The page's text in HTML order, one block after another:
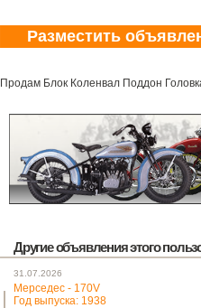
Разместить
Продам Блок Коленвал Поддон
Другие объявления этого
31.07.2026
Мерседес - 170V
Год выпуска: 1938